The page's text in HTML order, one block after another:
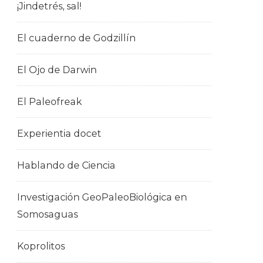
¡Jindetrés, sal!
El cuaderno de Godzillín
El Ojo de Darwin
El Paleofreak
Experientia docet
Hablando de Ciencia
Investigación GeoPaleoBiológica en
Somosaguas
Koprolitos